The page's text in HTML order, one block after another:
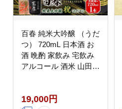
百春 純米大吟醸 （うだ
つ） 720mL 日本酒 お
酒 晩酌 家飲み 宅飲み
アルコール 酒米 山田錦
岐阜県 美濃市
19,000円